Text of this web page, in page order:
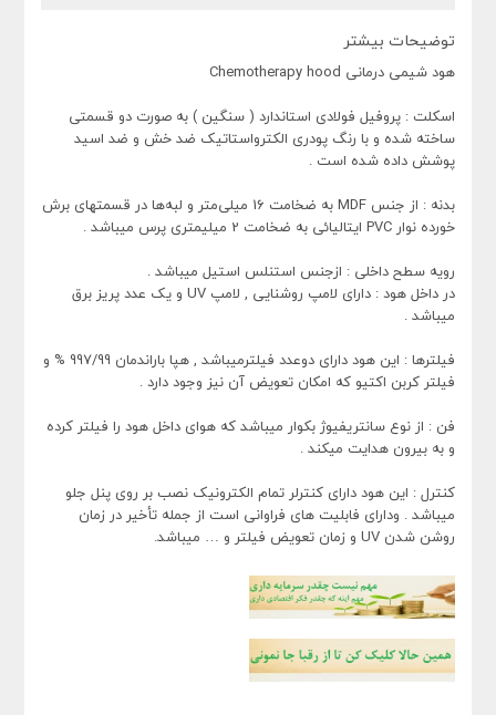
توضیحات بیشتر
هود شیمی درمانی Chemotherapy hood
اسکلت : پروفیل فولادی استاندارد ( سنگین ) به صورت دو قسمتی
ساخته شده و با رنگ پودری الکترواستاتیک ضد خش و ضد اسید
پوشش داده شده است .
بدنه : از جنس MDF به ضخامت 16 میلی‌متر و لبه‌ها در قسمتهای برش
خورده نوار PVC ایتالیائی به ضخامت 2 میلیمتری پرس میباشد .
رویه سطح داخلی : ازجنس استنلس استیل میباشد .
در داخل هود : دارای لامپ روشنایی , لامپ UV و یک عدد پریز برق
میباشد .
فیلترها : این هود دارای دوعدد فیلترمیباشد , هپا باراندمان 997/99 % و
فیلتر کربن اکتیو که امکان تعویض آن نیز وجود دارد .
فن : از نوع سانتریفیوژ بکوار میباشد که هوای داخل هود را فیلتر کرده
و به بیرون هدایت میکند .
کنترل : این هود دارای کنترلر تمام الکترونیک نصب بر روی پنل جلو
میباشد . ودارای فابلیت های فراوانی است از جمله تأخیر در زمان
روشن شدن UV و زمان تعویض فیلتر و … میباشد.